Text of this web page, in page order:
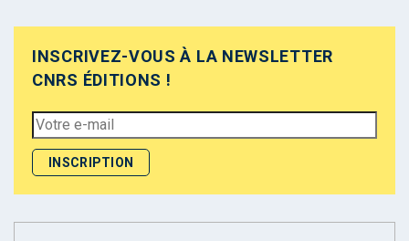
INSCRIVEZ-VOUS À LA NEWSLETTER
CNRS ÉDITIONS !